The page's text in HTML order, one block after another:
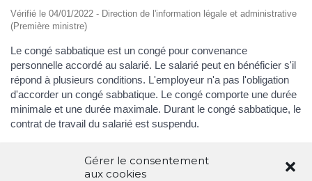
Gérer le consentement
aux cookies
Vérifié le 04/01/2022 - Direction de l'information légale et administrative
(Première ministre)
Le congé sabbatique est un congé pour convenance
personnelle accordé au salarié. Le salarié peut en bénéficier s'il
répond à plusieurs conditions. L'employeur n'a pas l'obligation
d'accorder un congé sabbatique. Le congé comporte une durée
minimale et une durée maximale. Durant le congé sabbatique, le
contrat de travail du salarié est suspendu.
TOUT REPLIER